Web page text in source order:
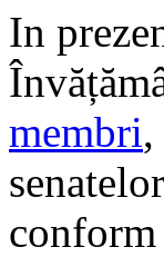
In
membri
conform